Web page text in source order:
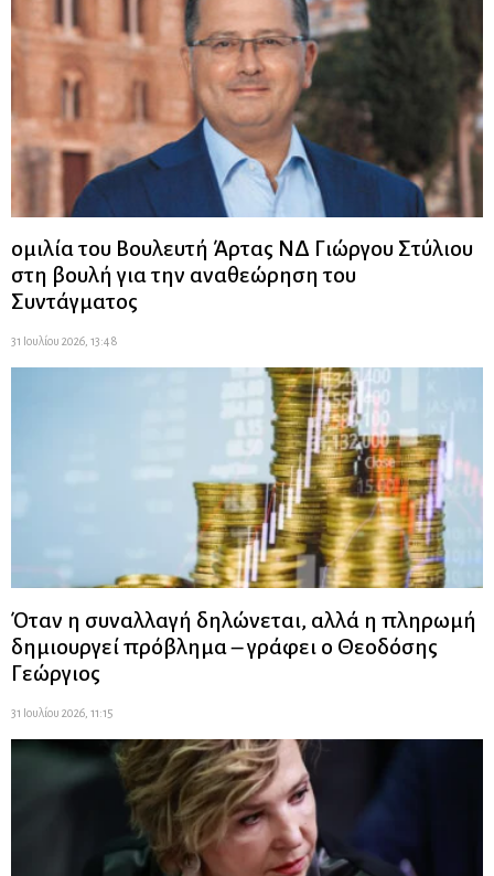
ομιλία του Βουλευτή Άρτας ΝΔ Γιώργου Στύλιου
στη βουλή για την αναθεώρηση του
Συντάγματος
31 Ιουλίου 2026, 13:48
Όταν η συναλλαγή δηλώνεται, αλλά η πληρωμή
δημιουργεί πρόβλημα – γράφει ο Θεοδόσης
Γεώργιος
31 Ιουλίου 2026, 11:15